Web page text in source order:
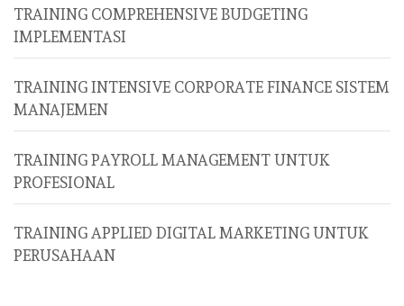
TRAINING COMPREHENSIVE BUDGETING
IMPLEMENTASI
TRAINING INTENSIVE CORPORATE FINANCE SISTEM
MANAJEMEN
TRAINING PAYROLL MANAGEMENT UNTUK
PROFESIONAL
TRAINING APPLIED DIGITAL MARKETING UNTUK
PERUSAHAAN